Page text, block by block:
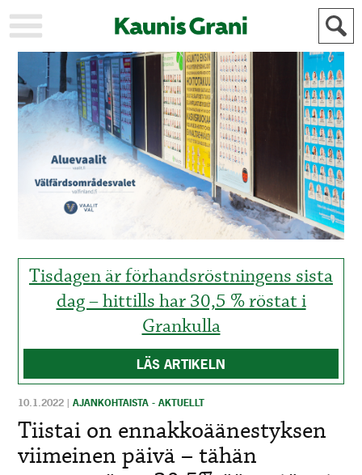
KAUPUNKI
STADEN
AJANKOHTAISTA
AKTUELLT
URHEILU
IDROTT
KULTTUURI
KULTUR
HISTORIA
HISTORIA
YLEINEN
ALLMÄN
ANNONSÖRER
Tisdagen är förhandsröstningens sista
dag – hittills har 30,5 % röstat i
Grankulla
LÄS ARTIKELN
10.1.2022 |AJANKOHTAISTA - AKTUELLT
Tiistai on ennakkoäänestyksen
viimeinen päivä – tähän